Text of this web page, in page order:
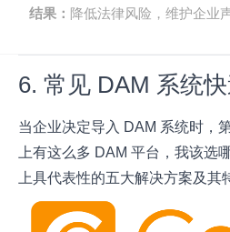
结果： 降低法律风险，维护企业
6. 常见 DAM 系统
当企业决定导入 DAM 系统时，
上有这么多 DAM 平台，我该选
上具代表性的五大解决方案及其